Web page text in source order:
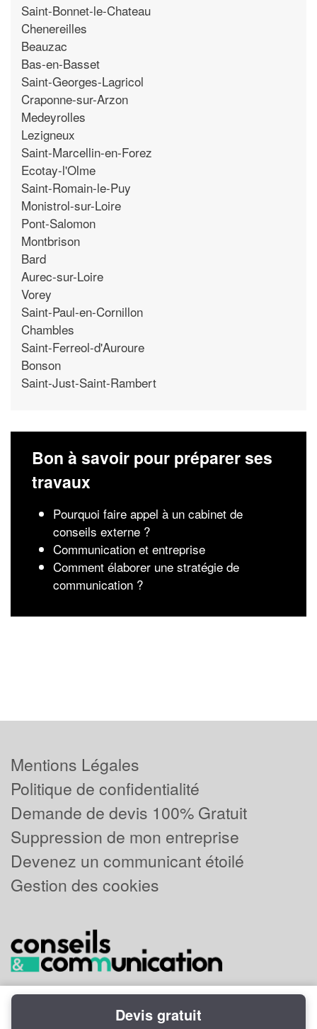
Saint-Bonnet-le-Chateau
Chenereilles
Beauzac
Bas-en-Basset
Saint-Georges-Lagricol
Craponne-sur-Arzon
Medeyrolles
Lezigneux
Saint-Marcellin-en-Forez
Ecotay-l'Olme
Saint-Romain-le-Puy
Monistrol-sur-Loire
Pont-Salomon
Montbrison
Bard
Aurec-sur-Loire
Vorey
Saint-Paul-en-Cornillon
Chambles
Saint-Ferreol-d'Auroure
Bonson
Saint-Just-Saint-Rambert
Bon à savoir pour préparer ses
travaux
Pourquoi faire appel à un cabinet de
conseils externe ?
Communication et entreprise
Comment élaborer une stratégie de
communication ?
Mentions Légales
Politique de confidentialité
Demande de devis 100% Gratuit
Suppression de mon entreprise
Devenez un communicant étoilé
Gestion des cookies
Powered byPlus que pro
Devis gratuit